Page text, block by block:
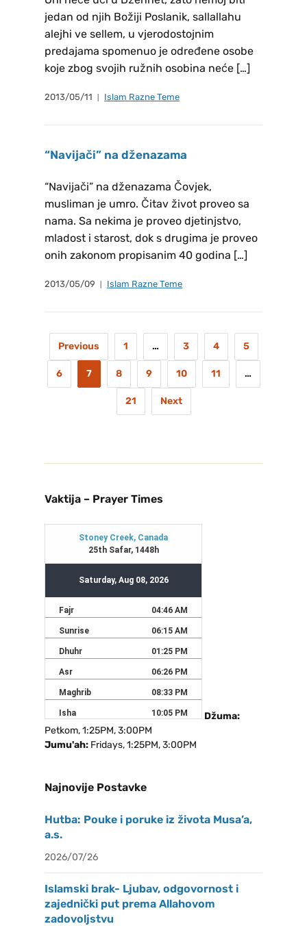
jedan od njih Božiji Poslanik, sallallahu
alejhi ve sellem, u vjerodostojnim
predajama spomenuo je određene osobe
koje zbog svojih ružnih osobina neće […]
2013/05/11 Islam Razne Teme
“Navijači” na dženazama
“Navijači” na dženazama Čovjek,
musliman je umro. Čitav život proveo sa
nama. Sa nekima je proveo djetinjstvo,
mladost i starost, dok s drugima je proveo
onih zakonom propisanim 40 godina […]
2013/05/09 Islam Razne Teme
Previous 1 … 3 4 5
6 7 8 9 10 11 …
21 Next
Vaktija – Prayer Times
Džuma:
Petkom, 1:25PM, 3:00PM
Jumu'ah: Fridays, 1:25PM, 3:00PM
Najnovije Postavke
Hutba: Pouke i poruke iz života Musa’a,
a.s.
2026/07/26
Islamski brak- Ljubav, odgovornost i
zajednički put prema Allahovom
zadovoljstvu